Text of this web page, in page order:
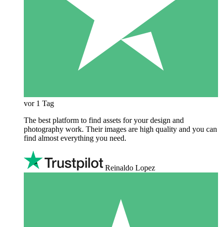
vor 1 Tag
The best platform to find assets for your design and
photography work. Their images are high quality and you can
find almost everything you need.
Reinaldo Lopez